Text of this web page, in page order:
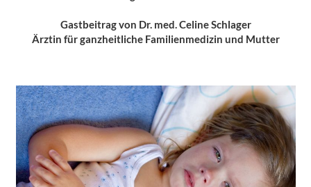
Gastbeitrag von Dr. med. Celine Schlager
Ärztin für ganzheitliche Familienmedizin und Mutter